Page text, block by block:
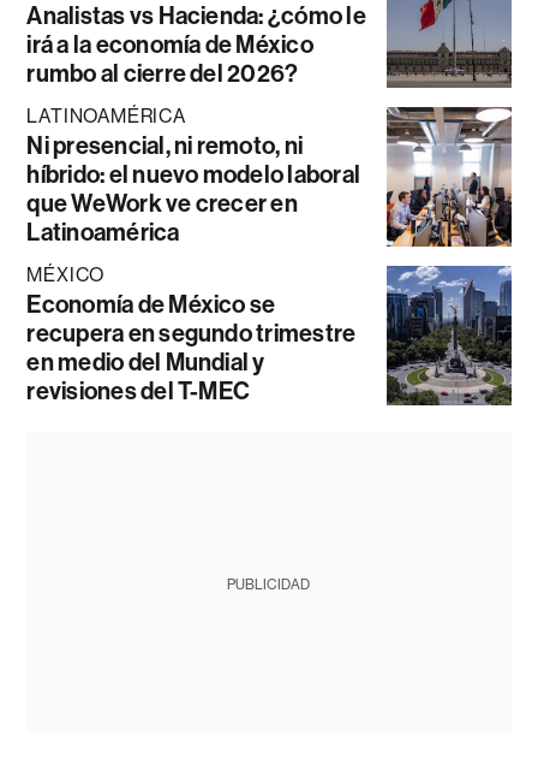
Analistas vs Hacienda: ¿cómo le
irá a la economía de México
rumbo al cierre del 2026?
LATINOAMÉRICA
Ni presencial, ni remoto, ni
híbrido: el nuevo modelo laboral
que WeWork ve crecer en
Latinoamérica
MÉXICO
Economía de México se
recupera en segundo trimestre
en medio del Mundial y
revisiones del T-MEC
PUBLICIDAD